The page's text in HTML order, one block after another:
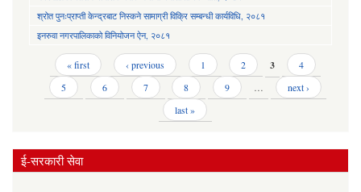
श्रोत पुनःप्राप्ती केन्द्रबाट निस्कने सामाग्री विक्रि सम्बन्धी कार्यविधि, २०८१
इनरुवा नगरपालिकाको विनियोजन ऐन, २०८१
Pages « first ‹ previous 1 2 3
4
5
6 7 8 9 …
next ›
last »
ई-सरकारी सेवा